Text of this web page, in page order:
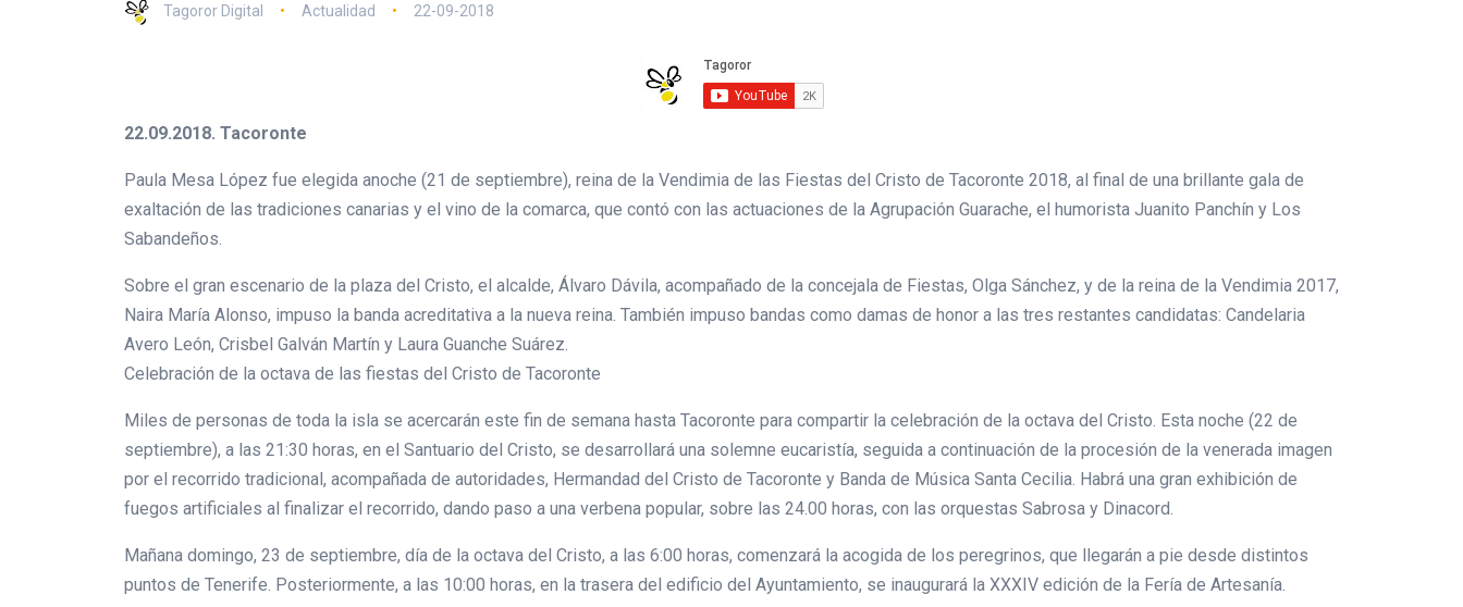
Tagoror Digital Actualidad 22-09-2018
22.09.2018. Tacoronte
Paula Mesa López fue elegida anoche (21 de septiembre), reina de la Vendimia de las Fiestas del Cristo de Tacoronte 2018, al final de una brillante gala de
exaltación de las tradiciones canarias y el vino de la comarca, que contó con las actuaciones de la Agrupación Guarache, el humorista Juanito Panchín y Los
Sabandeños.
Sobre el gran escenario de la plaza del Cristo, el alcalde, Álvaro Dávila, acompañado de la concejala de Fiestas, Olga Sánchez, y de la reina de la Vendimia 2017,
Naira María Alonso, impuso la banda acreditativa a la nueva reina. También impuso bandas como damas de honor a las tres restantes candidatas: Candelaria
Avero León, Crisbel Galván Martín y Laura Guanche Suárez.
Celebración de la octava de las fiestas del Cristo de Tacoronte
Miles de personas de toda la isla se acercarán este fin de semana hasta Tacoronte para compartir la celebración de la octava del Cristo. Esta noche (22 de
septiembre), a las 21:30 horas, en el Santuario del Cristo, se desarrollará una solemne eucaristía, seguida a continuación de la procesión de la venerada imagen
por el recorrido tradicional, acompañada de autoridades, Hermandad del Cristo de Tacoronte y Banda de Música Santa Cecilia. Habrá una gran exhibición de
fuegos artificiales al finalizar el recorrido, dando paso a una verbena popular, sobre las 24.00 horas, con las orquestas Sabrosa y Dinacord.
Mañana domingo, 23 de septiembre, día de la octava del Cristo, a las 6:00 horas, comenzará la acogida de los peregrinos, que llegarán a pie desde distintos
puntos de Tenerife. Posteriormente, a las 10:00 horas, en la trasera del edificio del Ayuntamiento, se inaugurará la XXXIV edición de la Fería de Artesanía.